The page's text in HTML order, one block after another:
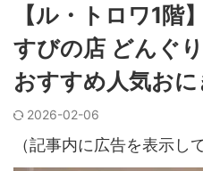
【ル・トロワ1階
すびの店 どんぐ
おすすめ人気お
2026-02-06
（記事内に広告を表示し